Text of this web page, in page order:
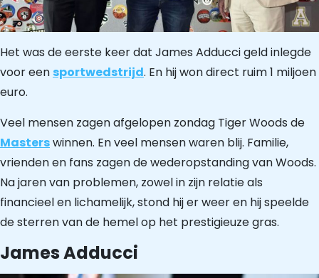
Het was de eerste keer dat James Adducci geld inlegde
voor een sportwedstrijd. En hij won direct ruim 1 miljoen
euro.
Veel mensen zagen afgelopen zondag Tiger Woods de
Masterswinnen. En veel mensen waren blij. Familie,
vrienden en fans zagen de wederopstanding van Woods.
Na jaren van problemen, zowel in zijn relatie als
financieel en lichamelijk, stond hij er weer en hij speelde
de sterren van de hemel op het prestigieuze gras.
James Adducci